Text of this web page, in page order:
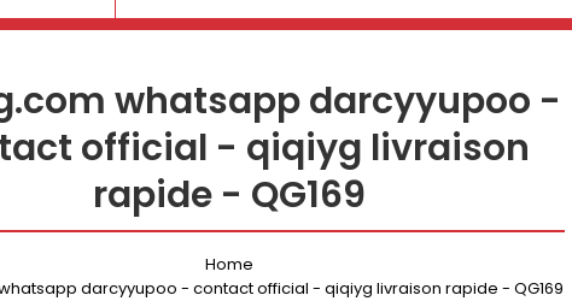
whatsapp darcyyupoo -
official - qiqiyg livraison
rapide - QG169
Home
darcyyupoo - contact official - qiqiyg livraison rapide - QG169